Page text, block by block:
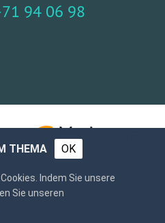
94 06 98
THEMA OK
Indem Sie unsere
Sie unseren